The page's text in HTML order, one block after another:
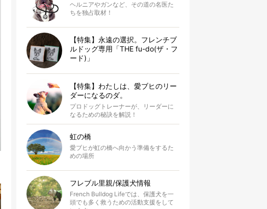
ヘルニアやガンなど、その道の名医た
ちを独占取材！
【特集】永遠の選択。フレンチブ
ルドッグ専用「THE fu-do(ザ・フ
ード)」
【特集】わたしは、愛ブヒのリー
ダーになるのダ。
プロドッグトレーナーが、リーダーに
なるための秘訣を解説！
虹の橋
愛ブヒが虹の橋へ向かう準備をするた
めの場所
フレブル里親/保護犬情報
French Bulldog Lifeでは、保護犬を一
頭でも多く救うための活動支援をして